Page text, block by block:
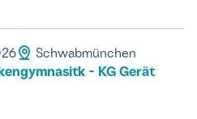
Schwabmünchen
- KG Gerät